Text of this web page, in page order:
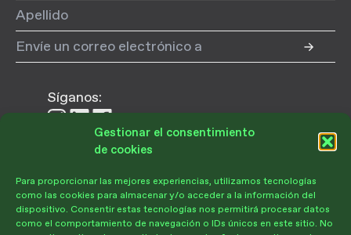
Gestionar el consentimiento
de cookies
Para proporcionar las mejores experiencias, utilizamos tecnologías
como las cookies para almacenar y/o acceder a la información del
dispositivo. Consentir estas tecnologías nos permitirá procesar datos
como el comportamiento de navegación o IDs únicos en este sitio. No
Donar
Síganos:
Síganos
Instagram
Síganos
LinkedIn
Síganos
en
Facebook